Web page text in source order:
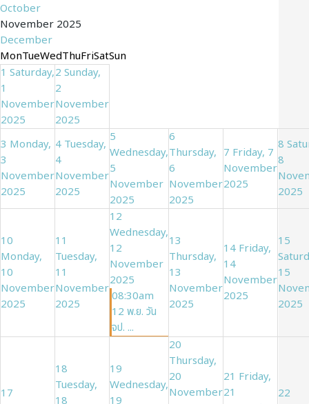
October
November 2025
December
MonTueWedThuFriSatSun
1 Saturday,
1
November
2025
2 Sunday,
2
November
2025
3 Monday,
3
November
2025
4 Tuesday,
4
November
2025
5
Wednesday,
5
November
2025
6
Thursday,
6
November
2025
7 Friday, 7
November
2025
8
8
2025
10
Monday,
10
November
2025
11
Tuesday,
11
November
2025
12
Wednesday,
12
November
2025
08:30am
12 พ.ย. วัน
จป. ...
13
Thursday,
13
November
2025
14 Friday,
14
November
2025
15
15
2025
17
18
Tuesday,
19
Wednesday,
20
Thursday,
20
November
21 Friday,
21
22